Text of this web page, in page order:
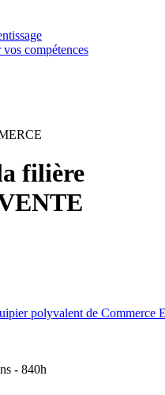
compétences
filière
polyvalent de Commerce
- 840h